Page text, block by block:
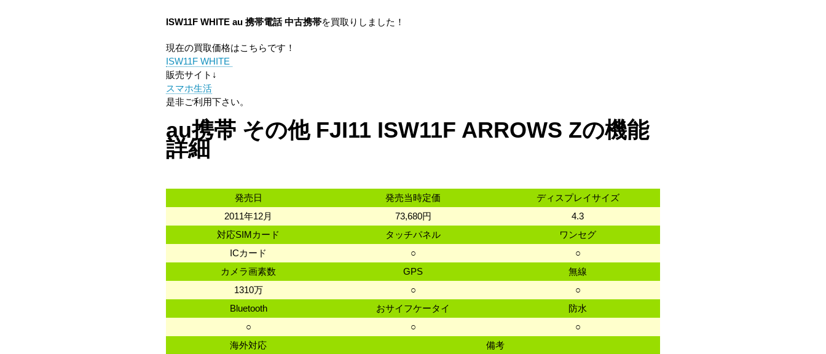
ISW11F WHITE au 携帯電話中古携帯を買取りしました！
現在の買取価格はこちらです！
ISW11F WHITE
販売サイト↓
スマホ生活
是非ご利用下さい。
au携帯 その他 FJI11 ISW11F ARROWS Zの機能
詳細
発売日 発売当時定価
ディスプレイサイズ
2011年12月
73,680円
4.3
対応SIMカード
タッチパネル
ワンセグ
ICカード
○
○
カメラ画素数
GPS
無線
1310万
○
○
Bluetooth
おサイフケータイ
防水
○
○
○
海外対応
備考